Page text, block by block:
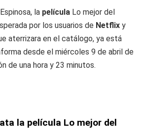
la película Lo mejor del
por los usuarios de Netflix y
aterrizara en el catálogo, ya está
desde el miércoles 9 de abril de
de una hora y 23 minutos.
la película Lo mejor del